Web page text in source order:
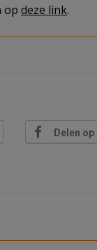
op deze link.
Delen